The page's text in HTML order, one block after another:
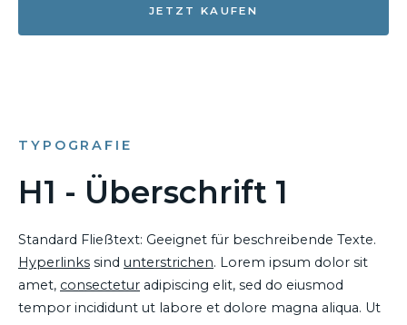
JETZT KAUFEN
TYPOGRAFIE
H1 - Überschrift 1
Standard Fließtext: Geeignet für beschreibende Texte.
Hyperlinks sind unterstrichen. Lorem ipsum dolor sit
amet, consectetur adipiscing elit, sed do eiusmod
tempor incididunt ut labore et dolore magna aliqua. Ut